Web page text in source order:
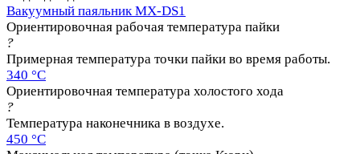
Вакуумный паяльник MX-DS1
Ориентировочная рабочая температура пайки
?
Примерная температура точки пайки во время работы.
340 °C
Ориентировочная температура холостого хода
?
Температура наконечника в воздухе.
450 °C